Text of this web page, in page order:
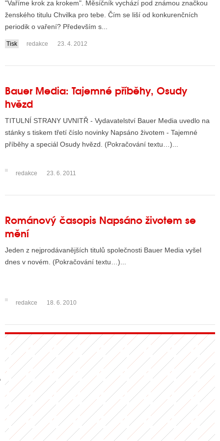
TELEVIZE
INTERNET
STRÁNKY RÁDIÍ
DISKUTÉRA NA RADIOTV
STARŠÍCH DISKUZÍ
"Vaříme krok za krokem". Měsíčník vychází pod známou značkou
ženského titulu Chvilka pro tebe. Čím se liší od konkurenčních
periodik o vaření? Především s...
Tisk redakce 23. 4. 2012
Bauer Media: Tajemné příběhy, Osudy
hvězd
TITULNÍ STRANY UVNITŘ - Vydavatelství Bauer Media uvedlo na
stánky s tiskem třetí číslo novinky Napsáno životem - Tajemné
příběhy a speciál Osudy hvězd. (Pokračování textu…)...
redakce 23. 6. 2011
Románový časopis Napsáno životem se
mění
Jeden z nejprodávanějších titulů společnosti Bauer Media vyšel
dnes v novém. (Pokračování textu…)...
redakce 18. 6. 2010